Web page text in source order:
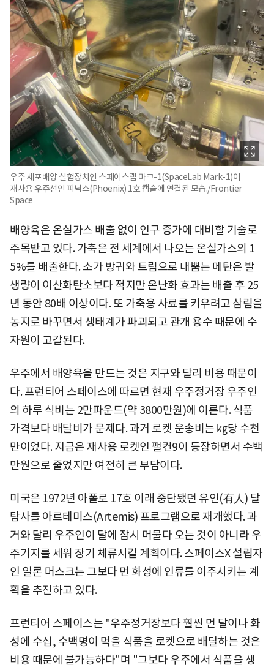
우주 세포배양 실험장치인 스페이스랩 마크-1(SpaceLab Mark-1)이
재사용 우주선인 피닉스(Phoenix) 1호 캡슐에 연결된 모습./Frontier
Space
배양육은 온실가스 배출 없이 인구 증가에 대비할 기술로
주목받고 있다. 가축은 전 세계에서 나오는 온실가스의 1
5%를 배출한다. 소가 방귀와 트림으로 내뿜는 메탄은 발
생량이 이산화탄소보다 적지만 온난화 효과는 배출 후 25
년 동안 80배 이상이다. 또 가축용 사료를 키우려고 삼림을
농지로 바꾸면서 생태계가 파괴되고 관개 용수 때문에 수
자원이 고갈된다.
우주에서 배양육을 만드는 것은 지구와 달리 비용 때문이
다. 프런티어 스페이스에 따르면 현재 우주정거장 우주인
의 하루 식비는 2만파운드(약 3800만원)에 이른다. 식품
가격보다 배달비가 문제다. 과거 로켓 운송비는 ㎏당 수천
만이었다. 지금은 재사용 로켓인 팰컨9이 등장하면서 수백
만원으로 줄었지만 여전히 큰 부담이다.
미국은 1972년 아폴로 17호 이래 중단됐던 유인(有人) 달
탐사를 아르테미스(Artemis) 프로그램으로 재개했다. 과
거와 달리 우주인이 달에 잠시 머물다 오는 것이 아니라 우
주기지를 세워 장기 체류시킬 계획이다. 스페이스X 설립자
인 일론 머스크는 그보다 먼 화성에 인류를 이주시키는 계
획을 추진하고 있다.
프런티어 스페이스는 "우주정거장보다 훨씬 먼 달이나 화
성에 수십, 수백명이 먹을 식품을 로켓으로 배달하는 것은
비용 때문에 불가능하다"며 "그보다 우주에서 식품을 생